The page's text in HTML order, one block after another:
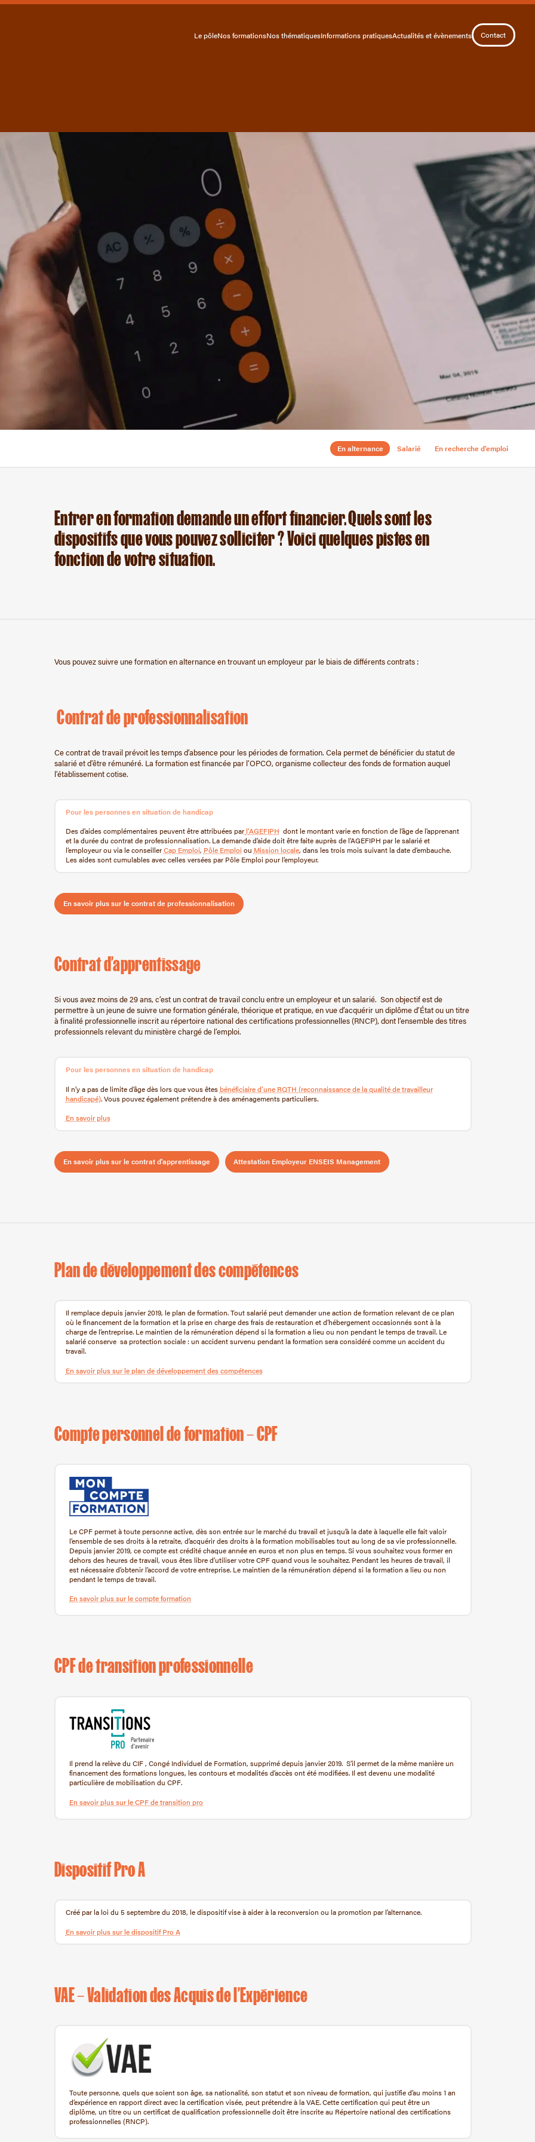
Le pôleNos formationsNos thématiquesInformations pratiquesActualités et évènements Contact
En alternance Salarié En recherche d'emploi
Entrer en formation demande un effort financier. Quels sont les
dispositifs que vous pouvez solliciter ? Voici quelques pistes en
fonction de votre situation.
Vous pouvez suivre une formation en alternance en trouvant un employeur par le biais de différents contrats :
Contrat de professionnalisation
Ce contrat de travail prévoit les temps d’absence pour les périodes de formation. Cela permet de bénéficier du statut de
salarié et d’être rémunéré. La formation est financée par l’OPCO, organisme collecteur des fonds de formation auquel
l’établissement cotise.
Pour les personnes en situation de handicap
Des d’aides complémentaires peuvent être attribuées par l’AGEFIPH dont le montant varie en fonction de l’âge de l’apprenant
et la durée du contrat de professionnalisation. La demande d’aide doit être faite auprès de l’AGEFIPH par le salarié et
l’employeur ou via le conseillerCap Emploi, Pôle Emploi ou Mission locale, dans les trois mois suivant la date d’embauche.
Les aides sont cumulables avec celles versées par Pôle Emploi pour l’employeur.
En savoir plus sur le contrat de professionnalisation
Contrat d’apprentissage
Si vous avez moins de 29 ans, c’est un contrat de travail conclu entre un employeur et un salarié. Son objectif est de
permettre à un jeune de suivre une formation générale, théorique et pratique, en vue d’acquérir un diplôme d’État ou un titre
à finalité professionnelle inscrit au répertoire national des certifications professionnelles (RNCP), dont l’ensemble des titres
professionnels relevant du ministère chargé de l’emploi.
Pour les personnes en situation de handicap
Il n’y a pas de limite d’âge dès lors que vous êtesbénéficiaire d’une RQTH (reconnaissance de la qualité de travailleur
handicapé). Vous pouvez également prétendre à des aménagements particuliers.
En savoir plus
En savoir plus sur le contrat d'apprentissage Attestation Employeur ENSEIS Management
Plan de développement des compétences
Il remplace depuis janvier 2019, le plan de formation. Tout salarié peut demander une action de formation relevant de ce plan
où le financement de la formation et la prise en charge des frais de restauration et d’hébergement occasionnés sont à la
charge de l’entreprise. Le maintien de la rémunération dépend si la formation a lieu ou non pendant le temps de travail. Le
salarié conserve sa protection sociale : un accident survenu pendant la formation sera considéré comme un accident du
travail.
En savoir plus sur le plan de développement des compétences
Compte personnel de formation – CPF
Le CPF permet à toute personne active, dès son entrée sur le marché du travail et jusqu’à la date à laquelle elle fait valoir
l’ensemble de ses droits à la retraite, d’acquérir des droits à la formation mobilisables tout au long de sa vie professionnelle.
Depuis janvier 2019, ce compte est crédité chaque année en euros et non plus en temps. Si vous souhaitez vous former en
dehors des heures de travail, vous êtes libre d’utiliser votre CPF quand vous le souhaitez. Pendant les heures de travail, il
est nécessaire d’obtenir l’accord de votre entreprise. Le maintien de la rémunération dépend si la formation a lieu ou non
pendant le temps de travail.
En savoir plus sur le compte formation
CPF de transition professionnelle
Il prend la relève du CIF , Congé Individuel de Formation, supprimé depuis janvier 2019. S’il permet de la même manière un
financement des formations longues, les contours et modalités d’accès ont été modifiées. Il est devenu une modalité
particulière de mobilisation du CPF.
En savoir plus sur le CPF de transition pro
Dispositif Pro A
Créé par la loi du 5 septembre du 2018, le dispositif vise à aider à la reconversion ou la promotion par l’alternance.
En savoir plus sur le dispositif Pro A
VAE – Validation des Acquis de l’Expérience
Toute personne, quels que soient son âge, sa nationalité, son statut et son niveau de formation, qui justifie d’au moins 1 an
d’expérience en rapport direct avec la certification visée, peut prétendre à la VAE. Cette certification qui peut être un
diplôme, un titre ou un certificat de qualification professionnelle doit être inscrite au Répertoire national des certifications
professionnelles (RNCP).